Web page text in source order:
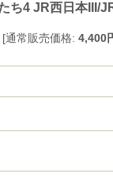
ち4 JR西日本
[通常販売価格: 4,400